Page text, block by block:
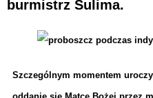
burmistrz Sulima.
Szczególnym momentem